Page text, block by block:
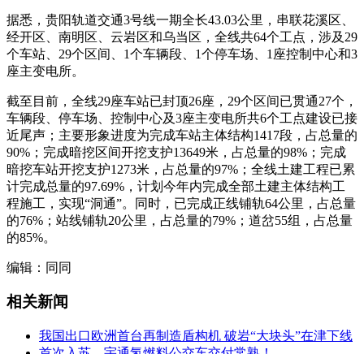
据悉，贵阳轨道交通3号线一期全长43.03公里，串联花溪区、
经开区、南明区、云岩区和乌当区，全线共64个工点，涉及29
个车站、29个区间、1个车辆段、1个停车场、1座控制中心和3
座主变电所。
截至目前，全线29座车站已封顶26座，29个区间已贯通27个，
车辆段、停车场、控制中心及3座主变电所共6个工点建设已接
近尾声；主要形象进度为完成车站主体结构1417段，占总量的
90%；完成暗挖区间开挖支护13649米，占总量的98%；完成
暗挖车站开挖支护1273米，占总量的97%；全线土建工程已累
计完成总量的97.69%，计划今年内完成全部土建主体结构工
程施工，实现“洞通”。同时，已完成正线铺轨64公里，占总量
的76%；站线铺轨20公里，占总量的79%；道岔55组，占总量
的85%。
编辑：同同
相关新闻
我国出口欧洲首台再制造盾构机 破岩“大块头”在津下线